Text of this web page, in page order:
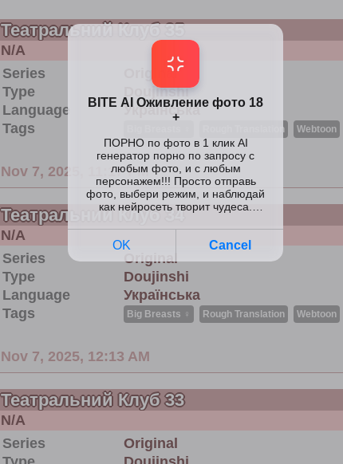
Театральний Клуб 35
N/A
Series
Original
Type
Doujinshi
Language
Українська
Tags
Rough Translation Webtoon
Nov 7, 2025, 11:17 PM
Театральний Клуб 34
N/A
Series
Original
Type
Doujinshi
Language
Українська
Tags
Big Breasts ♀ Rough Translation Webtoon
Nov 7, 2025, 12:13 AM
Театральний Клуб 33
N/A
Series
Original